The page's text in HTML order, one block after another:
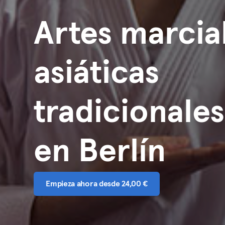
Artes
asiáticas
tradicionales
en Berlín
Empieza ahora desde 24,00 €